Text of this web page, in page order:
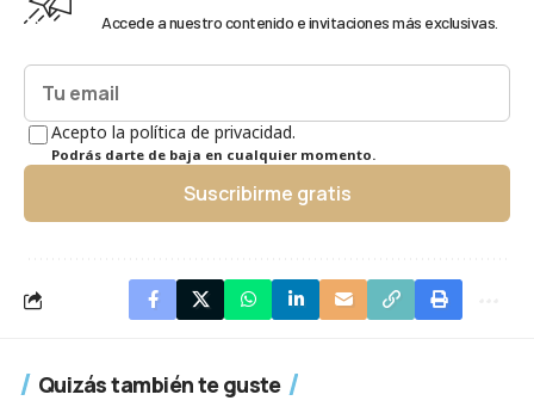
Accede a nuestro contenido e invitaciones más exclusivas.
Acepto la política de privacidad.
Podrás darte de baja en cualquier momento.
Suscribirme gratis
Quizás también te guste